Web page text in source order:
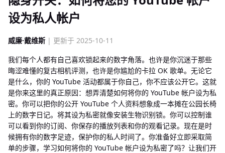
设为私人帐户
威廉·戴维斯 | 更新于 2025-10-11
我们每个人都有自己喜欢锁起来的数字角落。也许是你沉迷于那些
晦涩难懂的复古相机评测，也许是你尴尬的卡拉 OK 歌单。无论它
是什么，你的 YouTube 活动都属于你自己，你不应该公开它。这就
是你来这里的真正原因：想弄清楚如何将你的 YouTube 帐户设为私
密。你可以把你的公开 YouTube 个人资料想象成一本摊在公园长椅
上的数字日记。将其设为私密就像安装生物识别锁。你可以控制谁
可以看到你的订阅、你保存的播放列表和你的观看记录。现在是时
候拥有你的数字足迹，保护你的私人时间了。你准备好立即采取简
单的步骤，学习如何将你的 YouTube 帐户设为私密了吗？让我们开